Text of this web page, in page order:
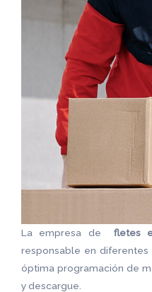
La empresa de fletes
responsable en
óptima programación de
y descargue.